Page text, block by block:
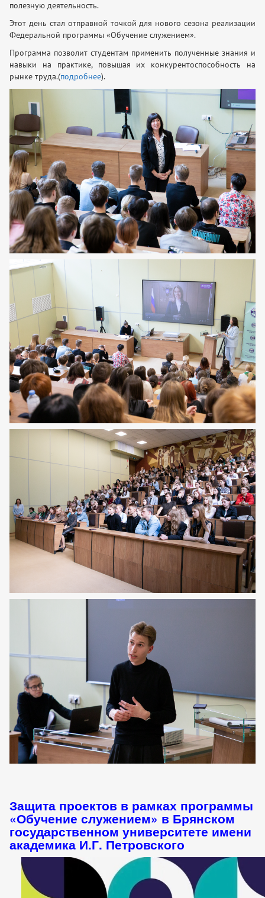
полезную деятельность.
Этот день стал отправной точкой для нового сезона реализации
Федеральной программы «Обучение служением».
Программа позволит студентам применить полученные знания и
навыки на практике, повышая их конкурентоспособность на
рынке труда.(подробнее).
Защита проектов в рамках программы
«Обучение служением» в Брянском
государственном университете имени
академика И.Г. Петровского